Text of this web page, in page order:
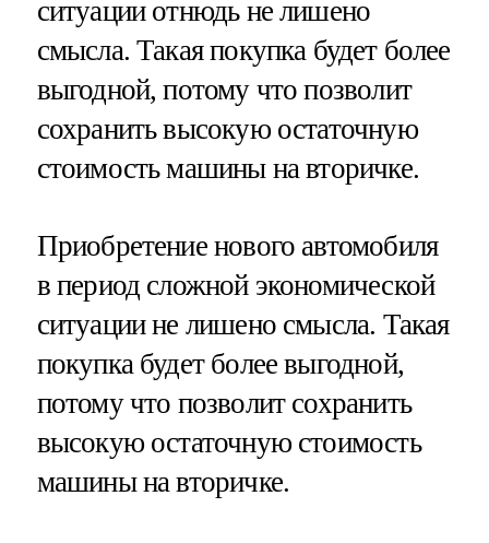
ситуации отнюдь не лишено
смысла. Такая покупка будет более
выгодной, потому что позволит
сохранить высокую остаточную
стоимость машины на вторичке.
Приобретение нового автомобиля
в период сложной экономической
ситуации не лишено смысла. Такая
покупка будет более выгодной,
потому что позволит сохранить
высокую остаточную стоимость
машины на вторичке.